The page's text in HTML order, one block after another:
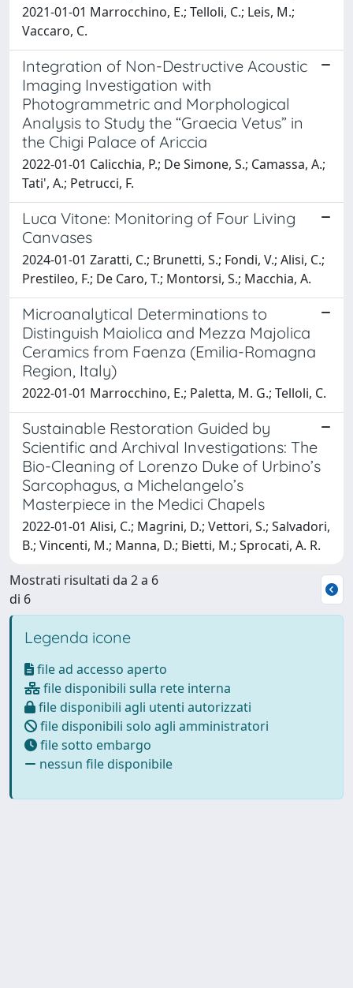
2021-01-01 Marrocchino, E.; Telloli, C.; Leis, M.;
Vaccaro, C.
Integration of Non-Destructive Acoustic
Imaging Investigation with
Photogrammetric and Morphological
Analysis to Study the “Graecia Vetus” in
the Chigi Palace of Ariccia
2022-01-01 Calicchia, P.; De Simone, S.; Camassa, A.;
Tati', A.; Petrucci, F.
Luca Vitone: Monitoring of Four Living
Canvases
2024-01-01 Zaratti, C.; Brunetti, S.; Fondi, V.; Alisi, C.;
Prestileo, F.; De Caro, T.; Montorsi, S.; Macchia, A.
Microanalytical Determinations to
Distinguish Maiolica and Mezza Majolica
Ceramics from Faenza (Emilia-Romagna
Region, Italy)
2022-01-01 Marrocchino, E.; Paletta, M. G.; Telloli, C.
Sustainable Restoration Guided by
Scientific and Archival Investigations: The
Bio-Cleaning of Lorenzo Duke of Urbino’s
Sarcophagus, a Michelangelo’s
Masterpiece in the Medici Chapels
2022-01-01 Alisi, C.; Magrini, D.; Vettori, S.; Salvadori,
B.; Vincenti, M.; Manna, D.; Bietti, M.; Sprocati, A. R.
Mostrati risultati da 2 a 6
di 6
Legenda icone
file ad accesso aperto
file disponibili sulla rete interna
file disponibili agli utenti autorizzati
file disponibili solo agli amministratori
file sotto embargo
nessun file disponibile